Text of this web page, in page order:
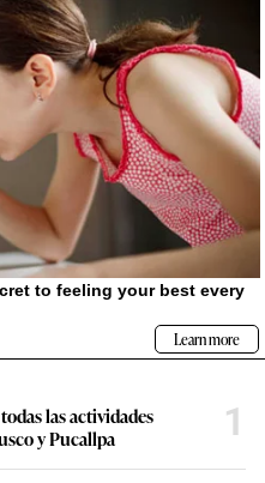
las actividades
y Pucallpa
1